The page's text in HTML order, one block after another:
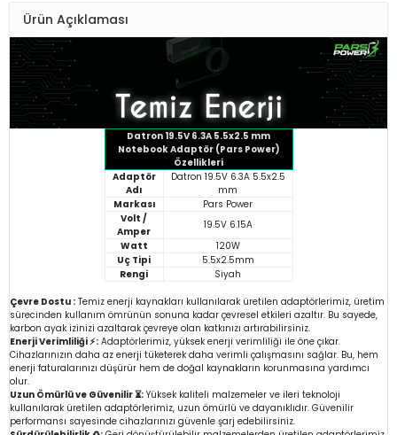
Ürün Açıklaması
Datron 19.5V 6.3A 5.5x2.5 mm
Notebook Adaptör (Pars Power)
Özellikleri
Adaptör
Adı
Datron 19.5V 6.3A 5.5x2.5
mm
Markası
Pars Power
Volt /
Amper
19.5V 6.15A
Watt
120W
Uç Tipi
5.5x2.5mm
Rengi
Siyah
Çevre Dostu : Temiz enerji kaynakları kullanılarak üretilen adaptörlerimiz, üretim
sürecinden kullanım ömrünün sonuna kadar çevresel etkileri azaltır. Bu sayede,
karbon ayak izinizi azaltarak çevreye olan katkınızı artırabilirsiniz.
Enerji Verimliliği ⚡: Adaptörlerimiz, yüksek enerji verimliliği ile öne çıkar.
Cihazlarınızın daha az enerji tüketerek daha verimli çalışmasını sağlar. Bu, hem
enerji faturalarınızı düşürür hem de doğal kaynakların korunmasına yardımcı
olur.
Uzun Ömürlü ve Güvenilir ⏳: Yüksek kaliteli malzemeler ve ileri teknoloji
kullanılarak üretilen adaptörlerimiz, uzun ömürlü ve dayanıklıdır. Güvenilir
performansı sayesinde cihazlarınızı güvenle şarj edebilirsiniz.